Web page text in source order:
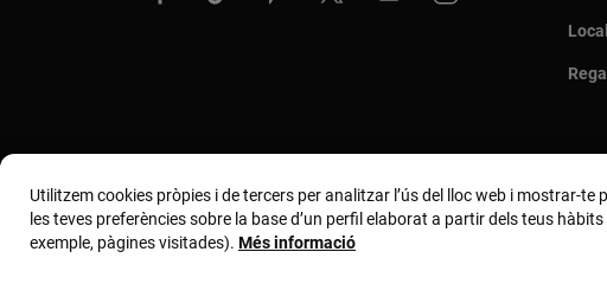
Utilitzem cookies pròpies i de tercers per analitzar l’ús del lloc web i mostrar-
les teves preferències sobre la base d’un perfil elaborat a partir dels teus
exemple, pàgines visitades). Més informació